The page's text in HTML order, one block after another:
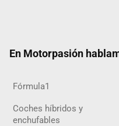
En Motorpasión
Fórmula1
Coches híbridos y
enchufables